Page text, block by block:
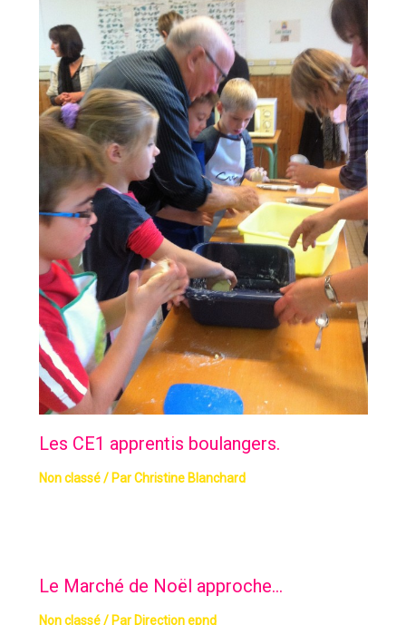
Les CE1 apprentis boulangers.
Non classé/ ParChristine Blanchard
Le Marché de Noël approche…
Non classé/ Par Direction epnd